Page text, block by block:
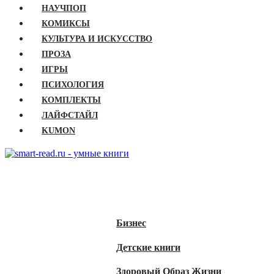
НАУЧПОП
КОМИКСЫ
КУЛЬТУРА И ИСКУССТВО
ПРОЗА
ИГРЫ
ПСИХОЛОГИЯ
КОМПЛЕКТЫ
ЛАЙФСТАЙЛ
KUMON
Бизнес
Детские книги
Здоровый Образ Жизни